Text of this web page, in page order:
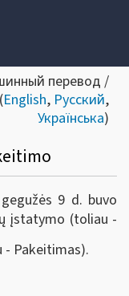
перевод /
English, Русский,
Українська)
9 d. buvo
įstatymo (toliau -
- Pakeitimas).